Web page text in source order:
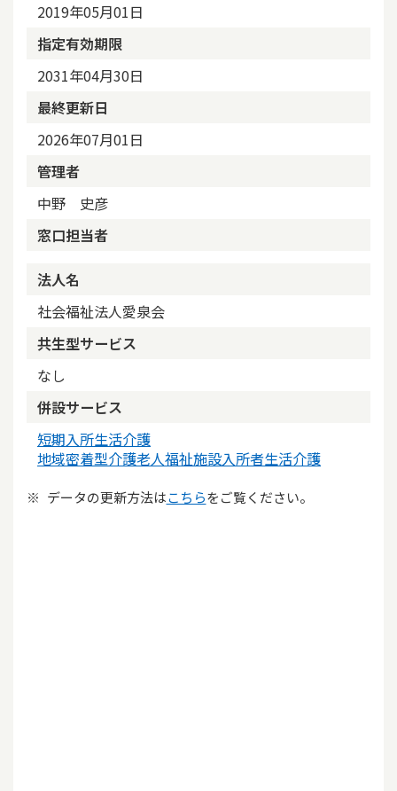
2019年05月01日
指定有効期限
2031年04月30日
最終更新日
2026年07月01日
管理者
中野 史彦
窓口担当者
法人名
社会福祉法人愛泉会
共生型サービス
なし
併設サービス
短期入所生活介護
地域密着型介護老人福祉施設入所者生活介護
データの更新方法はこちらをご覧ください。